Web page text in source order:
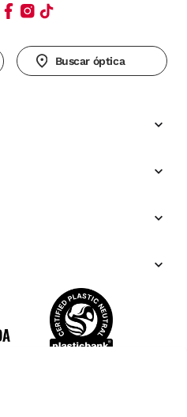
Buscar óptica